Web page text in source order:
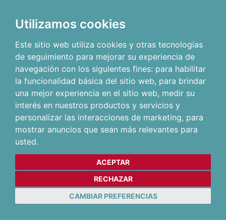
Utilizamos cookies
Este sitio web utiliza cookies y otras tecnologías
de seguimiento para mejorar su experiencia de
navegación con los siguientes fines: para habilitar
la funcionalidad básica del sitio web, para brindar
una mejor experiencia en el sitio web, medir su
interés en nuestros productos y servicios y
personalizar las interacciones de marketing, para
mostrar anuncios que sean más relevantes para
usted.
ACEPTAR
RECHAZAR
CAMBIAR PREFERENCIAS